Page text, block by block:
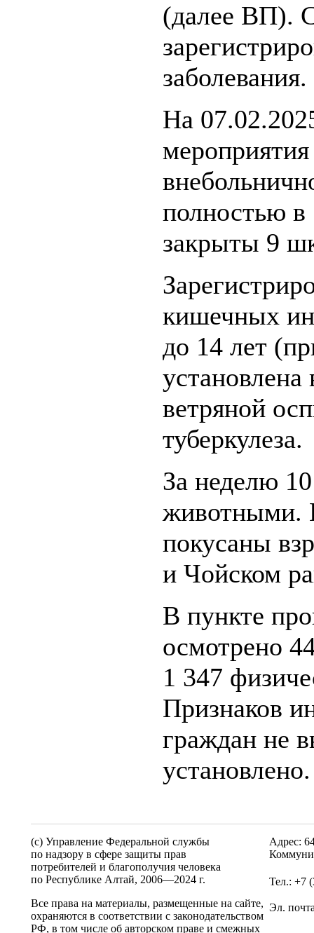
(далее ВП).
заболевания.
На
полностью в
закрыты 9
кишечных
до 14 лет
установлена
ветряной
туберкулеза.
За неделю
животными.
покусаны
и Чойском
В пункте
осмотрено
1 347
Признаков
граждан не
установлено.
(c) Управление Федеральной службы
по надзору в сфере защиты прав
потребителей и благополучия человека
по Республике Алтай, 2006—2024 г.
Все права на материалы, размещенные на сайте,
охраняются в соответствии с законодательством
РФ, в том числе об авторском праве и смежных
Адрес:
Тел.: +7
Эл.